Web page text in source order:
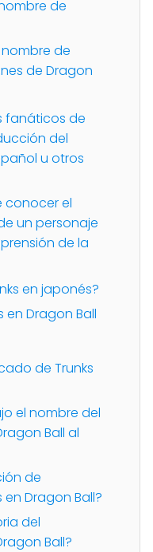
de
de
de Dragon
fanáticos de
del
u otros
conocer el
un personaje
de la
en japonés?
en Dragon Ball
de Trunks
el nombre del
Ball al
de
Dragon Ball?
del
Ball?